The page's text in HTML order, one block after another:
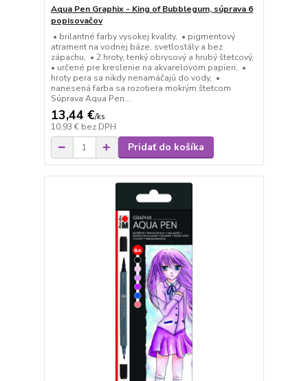
Aqua Pen Graphix - King of Bubblegum, súprava 6
popisovačov
• brilantné farby vysokej kvality, • pigmentový
atrament na vodnej báze, svetlostály a bez
zápachu, • 2 hroty, tenký obrysový a hrubý štetcový,
• určené pre kreslenie na akvarelovom papieri, •
hroty pera sa nikdy nenamáčajú do vody, •
nanesená farba sa rozotiera mokrým štetcom
Súprava Aqua Pen...
13,44 €/ks
10,93 € bez DPH
Pridať do košíka